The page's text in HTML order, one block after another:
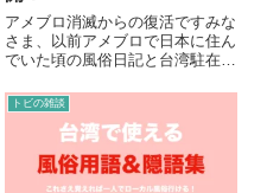
アメブロ消滅からの復活ですみな
さま、以前アメブロで日本に住ん
でいた頃の風俗日記と台湾駐在員
新しておりましたトビです。
2017年12月に100本以上記事を書
いたブログがアメブロの規約に抵
触するということで見事に垢...
トビの雑談